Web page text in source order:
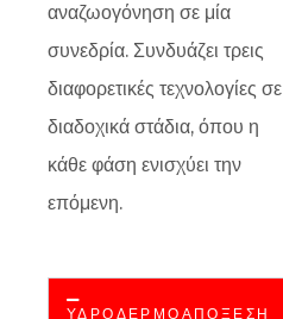
αναζωογόνηση σε μία
συνεδρία. Συνδυάζει τρεις
διαφορετικές τεχνολογίες σε
διαδοχικά στάδια, όπου η
κάθε φάση ενισχύει την
επόμενη.
ΥΔΡΟΔΕΡΜΟΑΠΌΞΕΣΗ